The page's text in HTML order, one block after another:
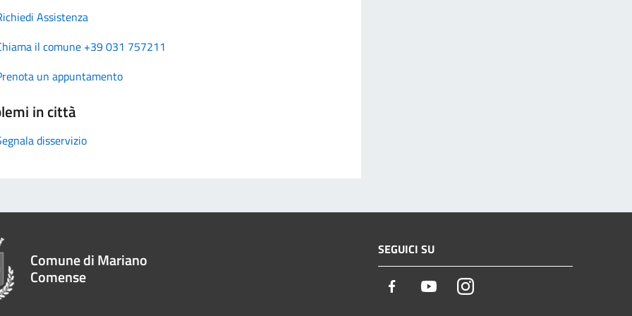
Assistenza
il comune +39 031 757211
un appuntamento
in città
disservizio
Comune di Mariano
Comense
SEGUICI SU
Facebook YoutubeInstagram